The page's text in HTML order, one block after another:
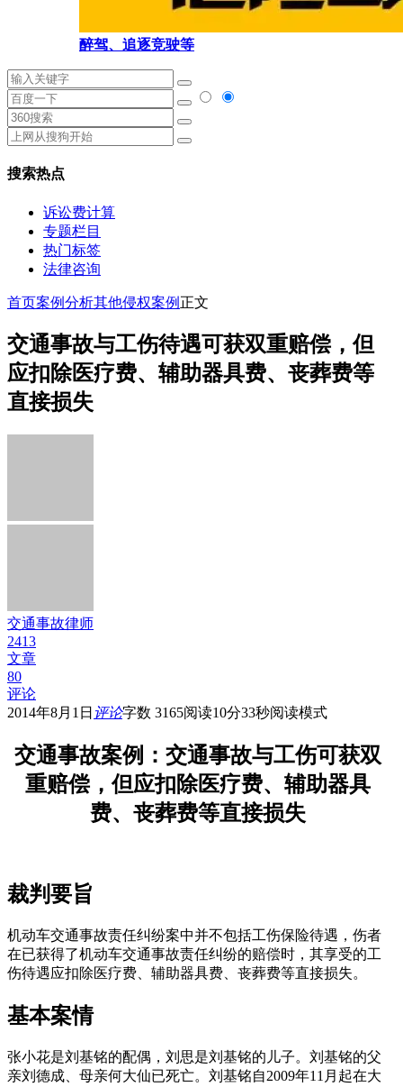
醉驾、追逐竞驶等
搜索热点
诉讼费计算
专题栏目
热门标签
法律咨询
首页案例分析其他侵权案例 正文
交通事故与工伤待遇可获双重赔偿，但
应扣除医疗费、辅助器具费、丧葬费等
直接损失
交通事故律师
2413
文章
80
评论
2014年8月1日 评论字数 3165阅读10分33秒阅读模式
交通事故案例：交通事故与工伤可获双
重赔偿，但应扣除医疗费、辅助器具
费、丧葬费等直接损失
裁判要旨
机动车交通事故责任纠纷案中并不包括工伤保险待遇，伤者
在已获得了机动车交通事故责任纠纷的赔偿时，其享受的工
伤待遇应扣除医疗费、辅助器具费、丧葬费等直接损失。
基本案情
张小花是刘基铭的配偶，刘思是刘基铭的儿子。刘基铭的父
亲刘德成、母亲何大仙已死亡。刘基铭自2009年11月起在大